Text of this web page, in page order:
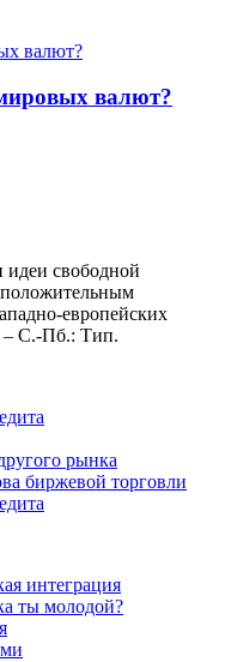
валют?
идеи свободной
европейских
– С.-Пб.: Тип.
рынка
биржевой торговли
интеграция
ты молодой?